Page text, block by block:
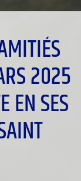
2025
EN SES